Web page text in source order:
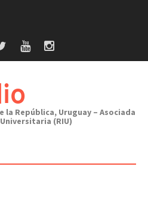
la República, Uruguay – Asociada
(RIU)